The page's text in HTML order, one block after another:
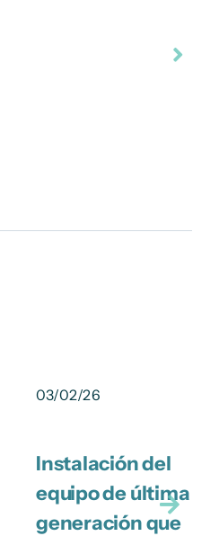
03/02/26
Instalación del
equipo de última
generación que